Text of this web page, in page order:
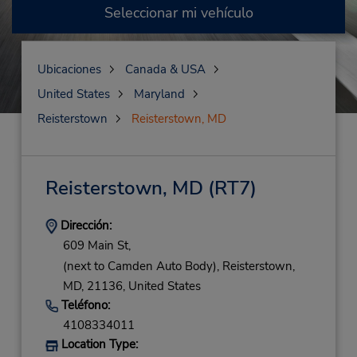
Seleccionar mi vehículo
Ubicaciones
Canada & USA
United States
Maryland
Reisterstown
Reisterstown, MD
Reisterstown, MD (RT7)
Dirección:
609 Main St,
(next to Camden Auto Body), Reisterstown,
MD, 21136, United States
Teléfono:
4108334011
Location Type: